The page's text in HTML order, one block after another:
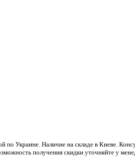
Украине. Наличие на складе в Киеве.
получения скидки уточняйте у